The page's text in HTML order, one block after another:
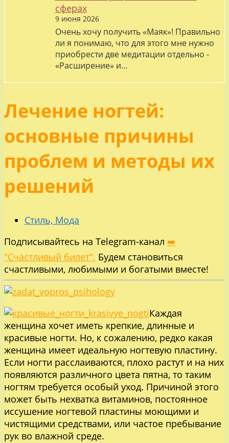
сферах
9 июня 2026
Очень хочу получить «Маяк»! Правильно
ли я понимаю, что для этого мне нужно
приобрести две медитации отдельно -
«Расширение» и…
Лечение ногтей:
основные причины
проблем и методы их
решений
Стиль, Мода
Подписывайтесь на Telegram-канал ➡️
"Счастливый билет". Будем становиться
счастливыми, любимыми и богатыми вместе!
Каждая
женщина хочет иметь крепкие, длинные и
красивые ногти. Но, к сожалению, редко какая
женщина имеет идеальную ногтевую пластину.
Если ногти расслаиваются, плохо растут и на них
появляются различного цвета пятна, то таким
ногтям требуется особый уход. Причиной этого
может быть нехватка витаминов, постоянное
иссушение ногтевой пластины моющими и
чистящими средствами, или частое пребывание
рук во влажной среде.